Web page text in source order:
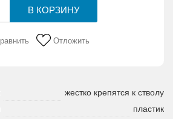
Отложить
жестко крепятся к стволу
пластик